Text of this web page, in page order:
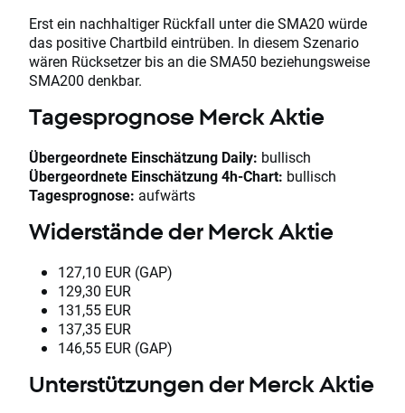
Erst ein nachhaltiger Rückfall unter die SMA20 würde
das positive Chartbild eintrüben. In diesem Szenario
wären Rücksetzer bis an die SMA50 beziehungsweise
SMA200 denkbar.
Tagesprognose Merck Aktie
Übergeordnete Einschätzung Daily: bullisch
Übergeordnete Einschätzung 4h-Chart: bullisch
Tagesprognose: aufwärts
Widerstände der Merck Aktie
127,10 EUR (GAP)
129,30 EUR
131,55 EUR
137,35 EUR
146,55 EUR (GAP)
Unterstützungen der Merck Aktie